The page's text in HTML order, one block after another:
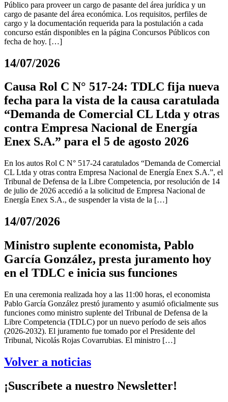
Público para proveer un cargo de pasante del área jurídica y un
cargo de pasante del área económica. Los requisitos, perfiles de
cargo y la documentación requerida para la postulación a cada
concurso están disponibles en la página Concursos Públicos con
fecha de hoy. […]
14/07/2026
Causa Rol C N° 517-24: TDLC fija nueva
fecha para la vista de la causa caratulada
“Demanda de Comercial CL Ltda y otras
contra Empresa Nacional de Energía
Enex S.A.” para el 5 de agosto 2026
En los autos Rol C N° 517-24 caratulados “Demanda de Comercial
CL Ltda y otras contra Empresa Nacional de Energía Enex S.A.”, el
Tribunal de Defensa de la Libre Competencia, por resolución de 14
de julio de 2026 accedió a la solicitud de Empresa Nacional de
Energía Enex S.A., de suspender la vista de la […]
14/07/2026
Ministro suplente economista, Pablo
García González, presta juramento hoy
en el TDLC e inicia sus funciones
En una ceremonia realizada hoy a las 11:00 horas, el economista
Pablo García González prestó juramento y asumió oficialmente sus
funciones como ministro suplente del Tribunal de Defensa de la
Libre Competencia (TDLC) por un nuevo período de seis años
(2026-2032). El juramento fue tomado por el Presidente del
Tribunal, Nicolás Rojas Covarrubias. El ministro […]
Volver a noticias
¡Suscríbete a nuestro Newsletter!